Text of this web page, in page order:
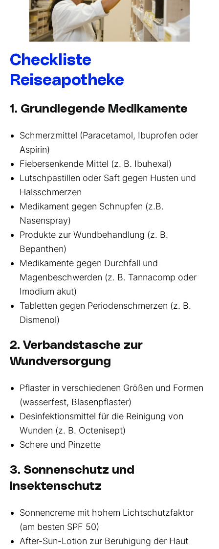
Checkliste
Reiseapotheke
1. Grundlegende Medikamente
Schmerzmittel (Paracetamol, Ibuprofen oder
Aspirin)
Fiebersenkende Mittel (z. B. Ibuhexal)
Lutschpastillen oder Saft gegen Husten und
Halsschmerzen
Medikament gegen Schnupfen (z.B.
Nasenspray)
Produkte zur Wundbehandlung (z. B.
Bepanthen)
Medikamente gegen Durchfall und
Magenbeschwerden (z. B. Tannacomp oder
Imodium akut)
Tabletten gegen Periodenschmerzen (z. B.
Dismenol)
2. Verbandstasche zur
Wundversorgung
Pflaster in verschiedenen Größen und Formen
(wasserfest, Blasenpflaster)
Desinfektionsmittel für die Reinigung von
Wunden (z. B. Octenisept)
Schere und Pinzette
3. Sonnenschutz und
Insektenschutz
Sonnencreme mit hohem Lichtschutzfaktor
(am besten SPF 50)
After-Sun-Lotion zur Beruhigung der Haut